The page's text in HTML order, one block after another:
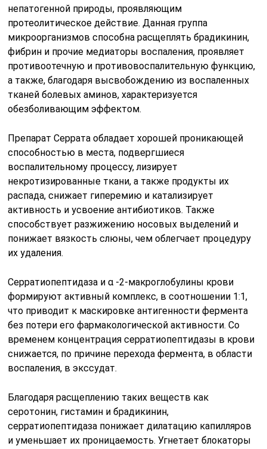
непатогенной природы, проявляющим
протеолитическое действие. Данная группа
микроорганизмов способна расщеплять брадикинин,
фибрин и прочие медиаторы воспаления, проявляет
противоотечную и противовоспалительную функцию,
а также, благодаря высвобождению из воспаленных
тканей болевых аминов, характеризуется
обезболивающим эффектом.
Препарат Серрата обладает хорошей проникающей
способностью в места, подвергшиеся
воспалительному процессу, лизирует
некротизированные ткани, а также продукты их
распада, снижает гиперемию и катализирует
активность и усвоение антибиотиков. Также
способствует разжижению носовых выделений и
понижает вязкость слюны, чем облегчает процедуру
их удаления.
Серратиопептидаза и α -2-макроглобулины крови
формируют активный комплекс, в соотношении 1:1,
что приводит к маскировке антигенности фермента
без потери его фармакологической активности. Со
временем концентрация серратиопептидазы в крови
снижается, по причине перехода фермента, в области
воспаления, в экссудат.
Благодаря расщеплению таких веществ как
серотонин, гистамин и брадикинин,
серратиопептидаза понижает дилатацию капилляров
и уменьшает их проницаемость. Угнетает блокаторы